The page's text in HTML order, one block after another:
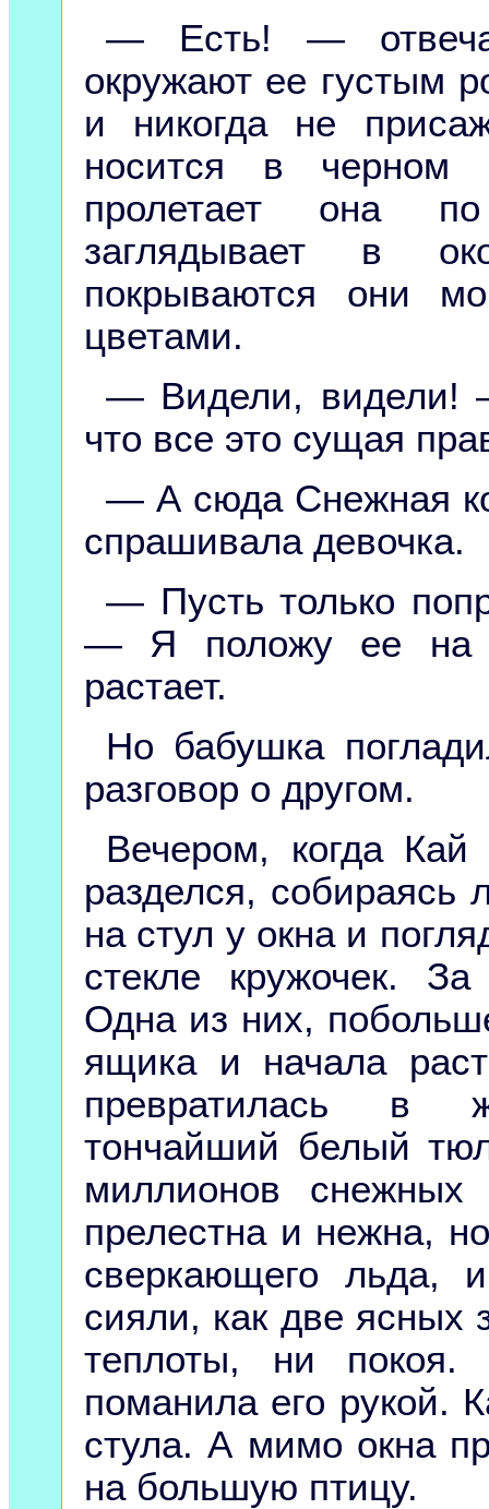
— Есть! —
окружают ее густым
и никогда не
носится в черном
пролетает она
заглядывает в
покрываются они
цветами.
— Видели, видели!
что все это сущая
— А сюда Снежная
спрашивала девочка.
— Пусть только
— Я положу ее на
растает.
Но бабушка
разговор о другом.
Вечером, когда
разделся, собираясь
на стул у окна и
стекле кружочек.
Одна из них,
ящика и начала
превратилась в
тончайший белый
миллионов
прелестна и нежна,
сверкающего льда,
сияли, как две ясных
теплоты, ни
поманила его рукой.
стула. А мимо окна
на большую птицу.